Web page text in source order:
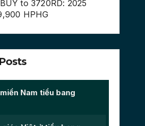
to 3720RD: 2025
HPHG